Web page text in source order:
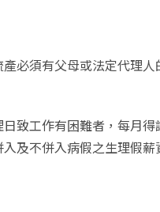
必須有父母或法定代理人
致工作有困難者，每月
及不併入病假之生理假